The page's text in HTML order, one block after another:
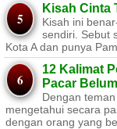
Kisah Cinta
Kisah ini
sendiri. Sebut
Kota A dan punya
12 Kalimat
Pacar
Dengan
mengetahui secara
dengan orang yang